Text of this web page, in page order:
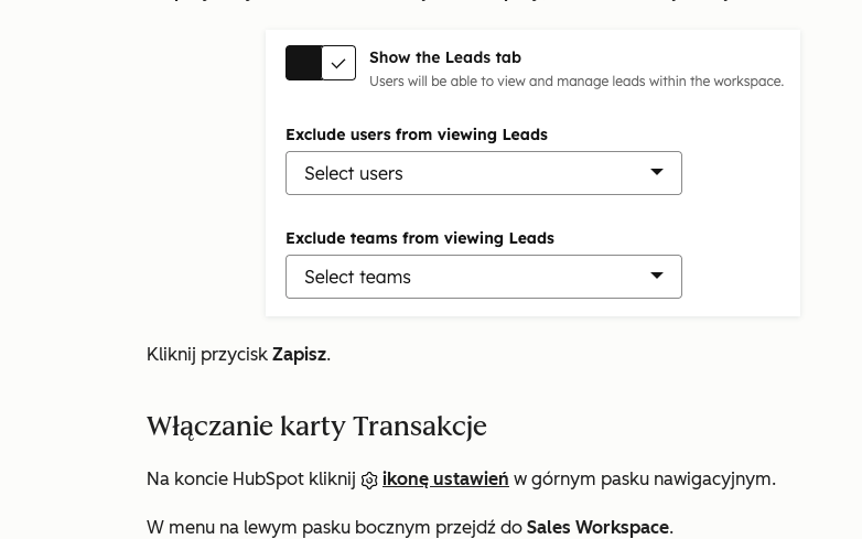
Kliknij przycisk Zapisz.
Włączanie karty Transakcje
Na koncie HubSpot kliknij ikonę ustawień w górnym pasku nawigacyjnym.
W menu na lewym pasku bocznym przejdź do Sales Workspace.